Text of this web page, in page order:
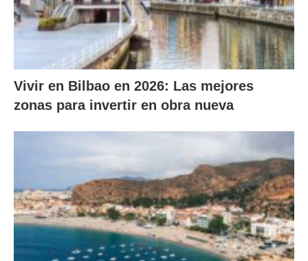
Vivir en Bilbao en 2026: Las mejores
zonas para invertir en obra nueva